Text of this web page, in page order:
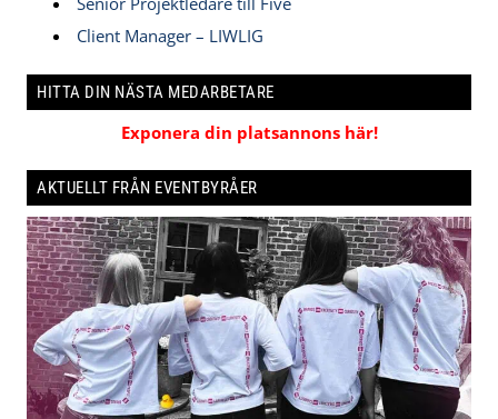
Client Manager – LIWLIG
HITTA DIN NÄSTA MEDARBETARE
Exponera din platsannons här!
AKTUELLT FRÅN EVENTBYRÅER